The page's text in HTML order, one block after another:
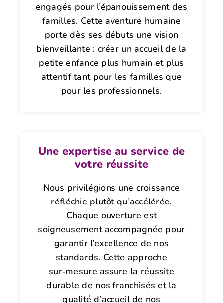
engagés pour l’épanouissement des
familles. Cette aventure humaine
porte dès ses débuts une vision
bienveillante : créer un accueil de la
petite enfance plus humain et plus
attentif tant pour les familles que
pour les professionnels.
Une expertise au service de
votre réussite
Nous privilégions une croissance
réfléchie plutôt qu’accélérée.
Chaque ouverture est
soigneusement accompagnée pour
garantir l’excellence de nos
standards. Cette approche
sur‑mesure assure la réussite
durable de nos franchisés et la
qualité d’accueil de nos